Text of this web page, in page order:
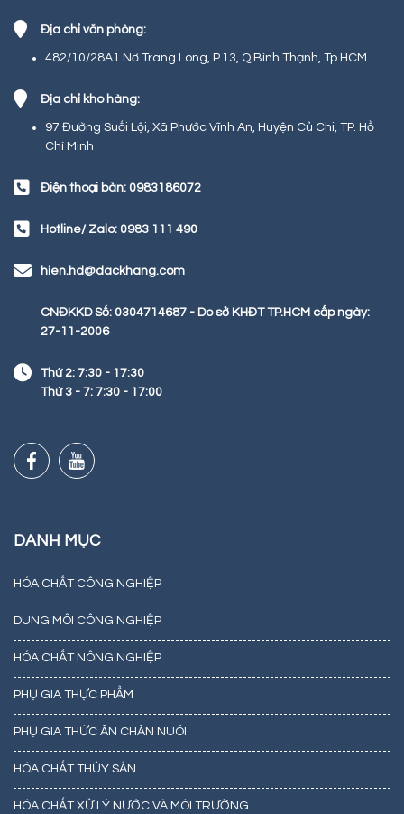
Địa chỉ văn phòng:
482/10/28A1 Nơ Trang Long, P.13, Q.Bình Thạnh, Tp.HCM
Địa chỉ kho hàng:
97 Đường Suối Lội, Xã Phước Vĩnh An, Huyện Củ Chi, TP. Hồ
Chí Minh
Điện thoại bàn: 0983186072
Hotline/ Zalo: 0983 111 490
hien.hd@dackhang.com
CNĐKKD Số: 0304714687 - Do sở KHĐT TP.HCM cấp ngày:
27-11-2006
Thứ 2: 7:30 - 17:30
Thứ 3 - 7: 7:30 - 17:00
DANH MỤC
HÓA CHẤT CÔNG NGHIỆP
DUNG MÔI CÔNG NGHIỆP
HÓA CHẤT NÔNG NGHIỆP
PHỤ GIA THỰC PHẨM
PHỤ GIA THỨC ĂN CHĂN NUÔI
HÓA CHẤT THỦY SẢN
HÓA CHẤT XỬ LÝ NƯỚC VÀ MÔI TRƯỜNG